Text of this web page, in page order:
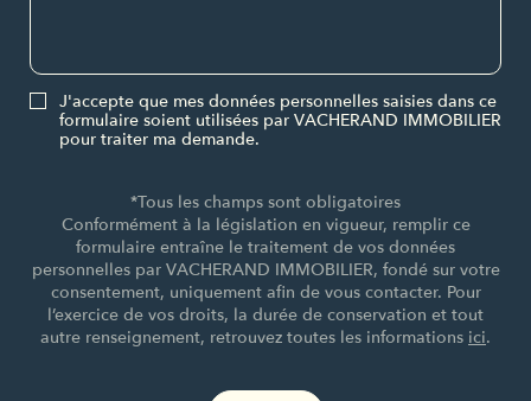
J'accepte que mes données personnelles saisies dans ce
formulaire soient utilisées par VACHERAND IMMOBILIER
pour traiter ma demande.
*Tous les champs sont obligatoires
Conformément à la législation en vigueur, remplir ce
formulaire entraîne le traitement de vos données
personnelles par VACHERAND IMMOBILIER, fondé sur votre
consentement, uniquement afin de vous contacter. Pour
l’exercice de vos droits, la durée de conservation et tout
autre renseignement, retrouvez toutes les informations ici.